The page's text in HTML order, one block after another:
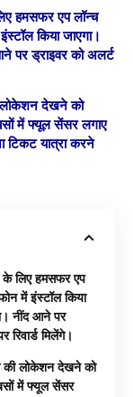
हमसफर एप लॉन्च
किया जाएगा।
पर ड्राइवर को अलर्ट
लोकेशन देखने को
में फ्यूल सेंसर लगाए
टिकट यात्रा करने
के लिए हमसफर एप
में इंस्टॉल किया
नींद आने पर
मिलेंगे।
की लोकेशन देखने को
में फ्यूल सेंसर